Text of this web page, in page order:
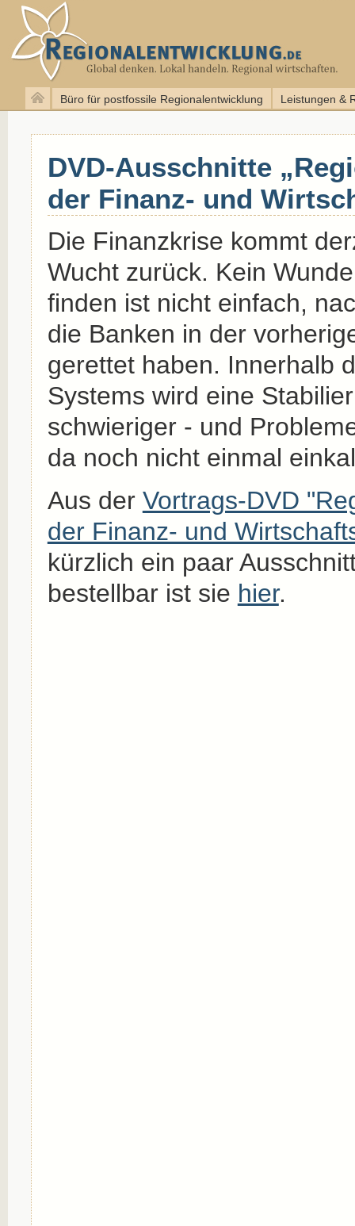
Büro für postfossile Regionalentwicklung Leistungen &
DVD-Ausschnitte
der Finanz- und
Die Finanzkrise kommt
Wucht zurück. Kein
finden ist nicht einfach,
die Banken in der
gerettet haben. Innerhalb
Systems wird eine
schwieriger - und
da noch nicht einmal
Aus der Vortrags-DVD
der Finanz- und
kürzlich ein paar
bestellbar ist sie hier.